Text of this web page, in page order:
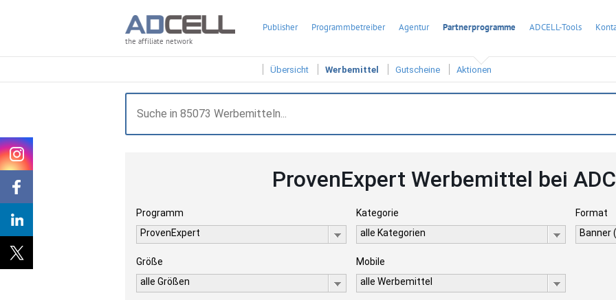
the affiliate network
Publisher Programmbetreiber Agentur Partnerprogramme ADCELL-Tools
Übersicht Werbemittel Gutscheine Aktionen
ProvenExpert Werbemittel bei
Programm
ProvenExpert
Kategorie
alle Kategorien
Format
Banner
Größe
alle Größen
Mobile
alle Werbemittel